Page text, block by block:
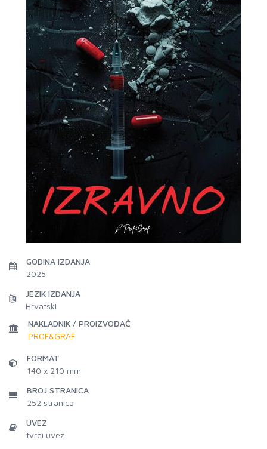
GODINA IZDANJA
2025
JEZIK IZDANJA
Hrvatski
NAKLADNIK / PROIZVOĐAČ
PROF&GRAF
FORMAT
140 x 210 mm
BROJ STRANICA
252 stranica
UVEZ
tvrdi uvez